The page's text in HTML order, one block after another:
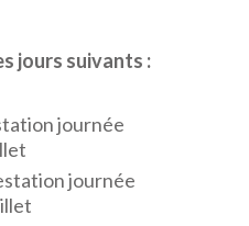
jours suivants :
journée
journée